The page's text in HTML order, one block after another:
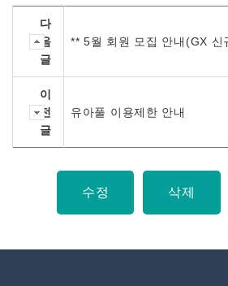
다
음
글
** 5월 회원 모집 안내(GX 신
이
전
글
유아풀 이용제한 안내
수정 삭제